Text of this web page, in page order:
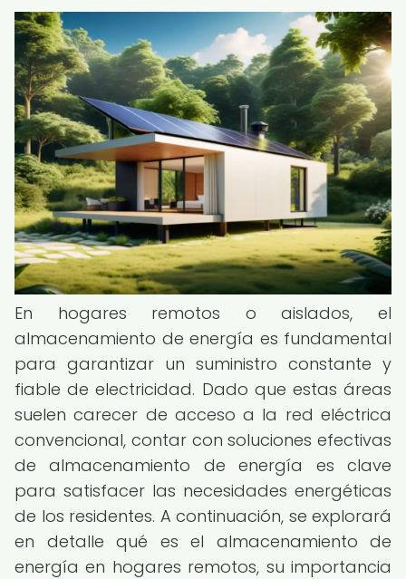
En hogares remotos o aislados, el
almacenamiento de energía es fundamental
para garantizar un suministro constante y
fiable de electricidad. Dado que estas áreas
suelen carecer de acceso a la red eléctrica
convencional, contar con soluciones efectivas
de almacenamiento de energía es clave
para satisfacer las necesidades energéticas
de los residentes. A continuación, se explorará
en detalle qué es el almacenamiento de
energía en hogares remotos, su importancia